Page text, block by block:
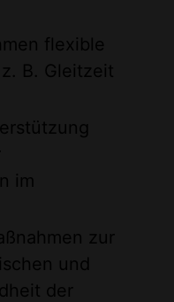
flexible
B. Gleitzeit
im
zur
und
der